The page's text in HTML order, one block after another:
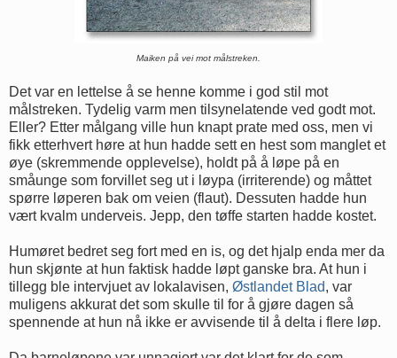
Maiken på vei mot målstreken.
Det var en lettelse å se henne komme i god stil mot
målstreken. Tydelig varm men tilsynelatende ved godt mot.
Eller? Etter målgang ville hun knapt prate med oss, men vi
fikk etterhvert høre at hun hadde sett en hest som manglet et
øye (skremmende opplevelse), holdt på å løpe på en
småunge som forvillet seg ut i løypa (irriterende) og måttet
spørre løperen bak om veien (flaut). Dessuten hadde hun
vært kvalm underveis. Jepp, den tøffe starten hadde kostet.
Humøret bedret seg fort med en is, og det hjalp enda mer da
hun skjønte at hun faktisk hadde løpt ganske bra. At hun i
tillegg ble intervjuet av lokalavisen, Østlandet Blad, var
muligens akkurat det som skulle til for å gjøre dagen så
spennende at hun nå ikke er avvisende til å delta i flere løp.